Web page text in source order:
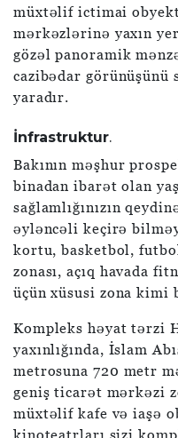
müxtəlif ictimai
mərkəzlərinə yaxın
gözəl panoramik
cazibədar
yaradır.
İnfrastruktur.
Bakının məşhur
binadan ibarət olan
sağlamlığınızın
əyləncəli keçirə
kortu, basketbol,
zonası, açıq havada
üçün xüsusi zona kimi
Kompleks həyat tərzi
yaxınlığında, İslam
metrosuna 720 metr
geniş ticarət mərkəzi
müxtəlif kafe və iaşə